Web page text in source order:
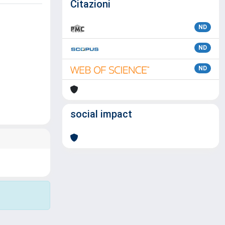
Citazioni
ND
ND
ND
social impact